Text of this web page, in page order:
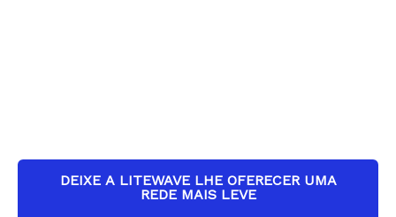
DEIXE A LITEWAVE LHE OFERECER UMA
REDE MAIS LEVE